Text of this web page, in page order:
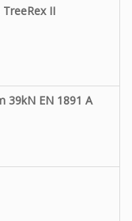
II
39kN EN 1891 A